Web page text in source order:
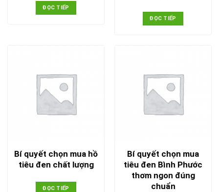
ĐỌC TIẾP
ĐỌC TIẾP
Bí quyết chọn mua hồ
tiêu đen chất lượng
ĐỌC TIẾP
Bí quyết chọn mua
tiêu đen Bình Phước
thơm ngon đúng
chuẩn